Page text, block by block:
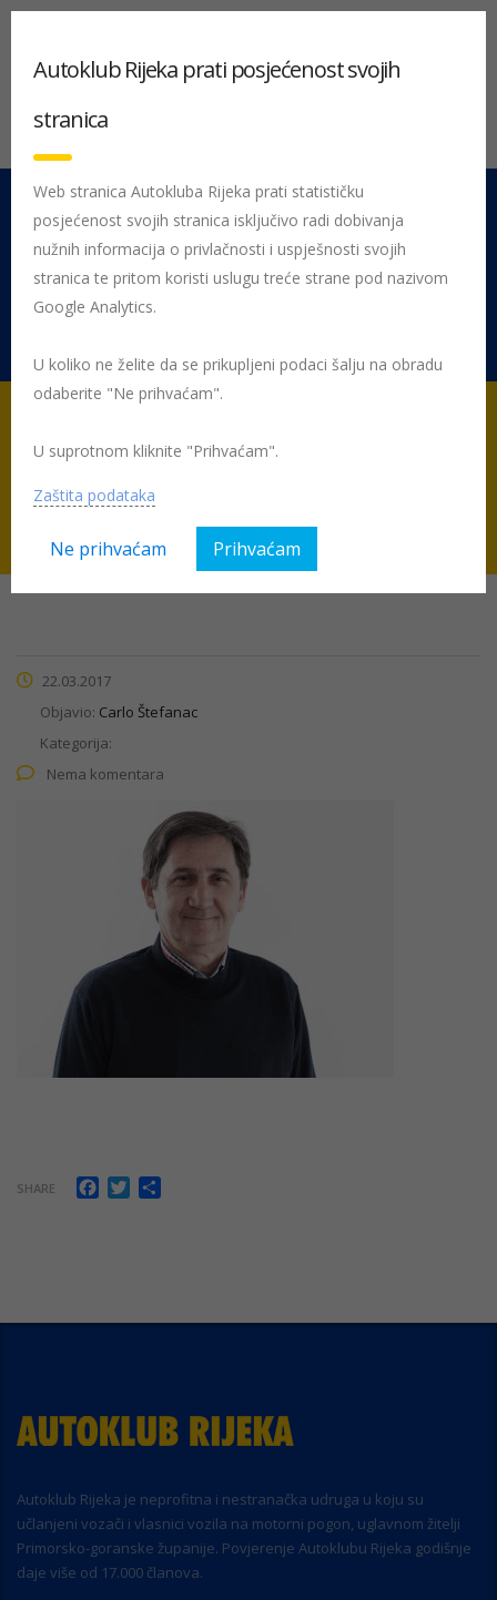
051 212 442 Centrala
Pon - Pet 08:00 - 16:00
Rujevica 9/1, 51000 Rijeka
Ivica Šepić
22.03.2017
Objavio: Carlo Štefanac
Kategorija:
Nema komentara
SHARE Facebook
Twitter
Autoklub Rijeka je neprofitna i nestranačka udruga u koju su
učlanjeni vozači i vlasnici vozila na motorni pogon, uglavnom žitelji
Primorsko-goranske županije. Povjerenje Autoklubu Rijeka godišnje
daje više od 17.000 članova.
Autoklub Rijeka prati posjećenost svojih
stranica
Web stranica Autokluba Rijeka prati statističku
posjećenost svojih stranica isključivo radi dobivanja
nužnih informacija o privlačnosti i uspješnosti svojih
stranica te pritom koristi uslugu treće strane pod nazivom
Google Analytics.
U koliko ne želite da se prikupljeni podaci šalju na obradu
odaberite "Ne prihvaćam".
U suprotnom kliknite "Prihvaćam".
Zaštita podataka
Ne prihvaćam Prihvaćam